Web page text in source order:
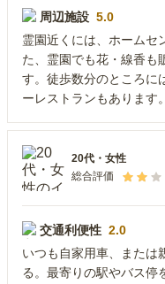
周辺施設 5.0
霊園近くには、ホームセ
た、霊園でも花・線香も
す。徒歩数分のところに
ーレストランもあります。
20代 ・ 女性
総合評価
交通利便性 2.0
いつも自家用車、または
る。最寄りの駅やバス停